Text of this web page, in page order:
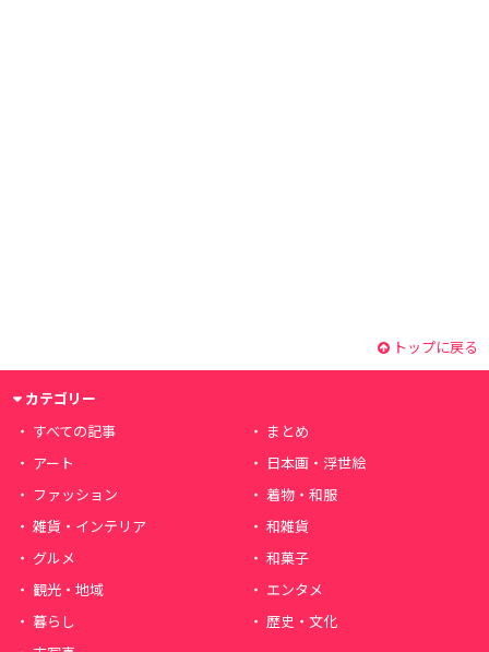
トップに戻る
カテゴリー
すべての記事
まとめ
アート
日本画・浮世絵
ファッション
着物・和服
雑貨・インテリア
和雑貨
グルメ
和菓子
観光・地域
エンタメ
暮らし
歴史・文化